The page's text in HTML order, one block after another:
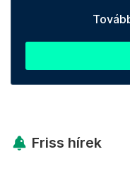
Friss hírek